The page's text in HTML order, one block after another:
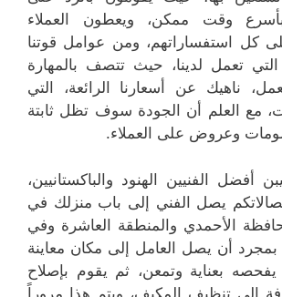
بأسرع وقت ممكن، ويعطون العملاء
كل استفساراتهم، ومن عوامل قوتنا
التي تعمل لدينا، حيث تتصف بالمهارة
ناهيك عن أسعارنا الرائعة، التي
مع العلم أن الجودة سوف تظل ثابتة
وعروض على العملاء.
الفنيين الهنود والباكستانيين،
يصل الفني إلى باب منزلك في
الأحمدي والمنطقة العاشرة وفي
بمجرد أن يصل العامل إلى مكان معاينة
بعناية وتمعن، ثم يقوم بإصلاح
إلى تنظيف المكيف، ويتم هذا مروراً